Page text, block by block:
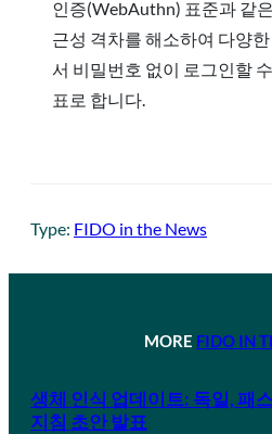
인증(WebAuthn) 표준과 같
근성 격차를 해소하여 다양
서 비밀번호 없이 로그인할
표로 합니다.
Type: FIDO in the News
MORE FIDO IN
생체 인식 업데이트: 독일, 패
지침 초안 발표